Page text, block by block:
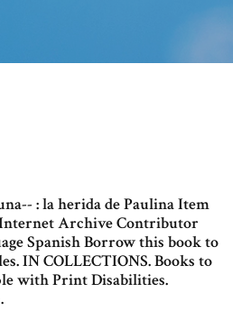
: la herida de Paulina Item
Archive Contributor
Spanish Borrow this book to
IN COLLECTIONS. Books to
with Print Disabilities.